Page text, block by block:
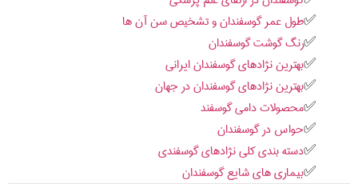
طول عمر گوسفندان و تشخیص سن آن ها
رنگ گوشت گوسفندان
بهترین نژادهای گوسفندان ایرانی
بهترین نژادهای گوسفندان در جهان
محصولات دامی گوسفند
حواس در گوسفندان
دسته بندی کلی نژادهای گوسفندی
بیماری های شایع گوسفندان